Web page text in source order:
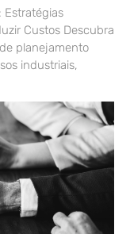
Estratégias
Custos Descubra
planejamento
industriais,